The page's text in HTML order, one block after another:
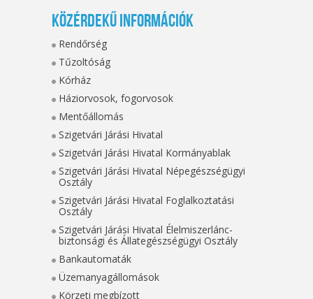
Közérdekű információk
Rendőrség
Tűzoltóság
Kórház
Háziorvosok, fogorvosok
Mentőállomás
Szigetvári Járási Hivatal
Szigetvári Járási Hivatal Kormányablak
Szigetvári Járási Hivatal Népegészségügyi
Osztály
Szigetvári Járási Hivatal Foglalkoztatási
Osztály
Szigetvári Járási Hivatal Élelmiszerlánc-
biztonsági és Állategészségügyi Osztály
Bankautomaták
Üzemanyagállomások
Körzeti megbízott